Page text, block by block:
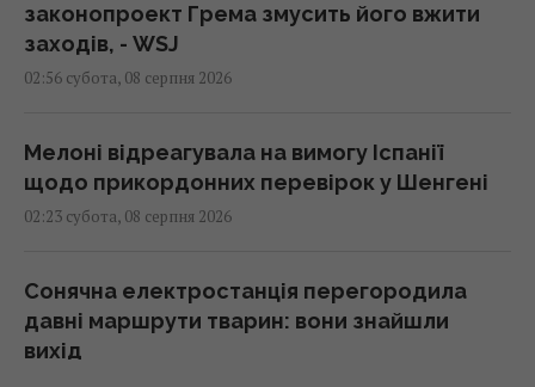
законопроект Грема змусить його вжити
заходів, - WSJ
02:56 субота, 08 серпня 2026
Мелоні відреагувала на вимогу Іспанії
щодо прикордонних перевірок у Шенгені
02:23 субота, 08 серпня 2026
Сонячна електростанція перегородила
давні маршрути тварин: вони знайшли
вихід